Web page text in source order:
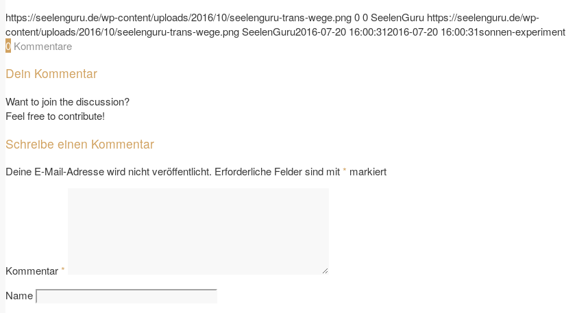
https://seelenguru.de/wp-content/uploads/2016/10/seelenguru-trans-wege.png00SeelenGuru https://seelenguru.de/wp-
content/uploads/2016/10/seelenguru-trans-wege.pngSeelenGuru2016-07-20 16:00:312016-07-20 16:00:31sonnen-experiment
0 Kommentare
Dein Kommentar
Want to join the discussion?
Feel free to contribute!
Schreibe einen Kommentar
Deine E-Mail-Adresse wird nicht veröffentlicht. Erforderliche Felder sind mit* markiert
Kommentar*
Name